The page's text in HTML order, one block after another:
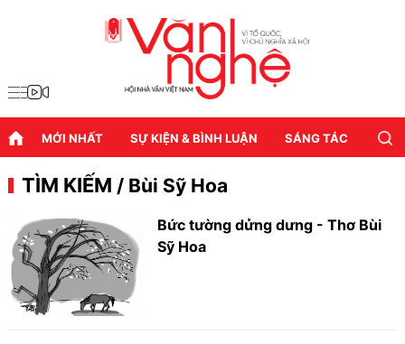
MỚI NHẤT SỰ KIỆN & BÌNH LUẬN SÁNG TÁC
TÌM KIẾM / Bùi Sỹ Hoa
Bức tường dửng dưng - Thơ Bùi
Sỹ Hoa